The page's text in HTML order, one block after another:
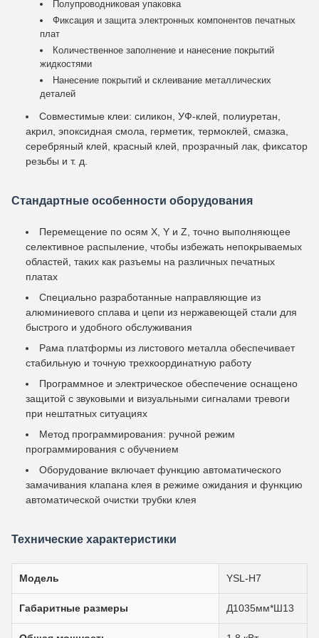
Полупроводниковая упаковка
Фиксация и защита электронных компонентов печатных
плат
Количественное заполнение и нанесение покрытий
жидкостями
Нанесение покрытий и склеивание металлических
деталей
Совместимые клеи: силикон, УФ-клей, полиуретан,
акрил, эпоксидная смола, герметик, термоклей, смазка,
серебряный клей, красный клей, прозрачный лак, фиксатор
резьбы и т. д.
Стандартные особенности оборудования
Перемещение по осям X, Y и Z, точно выполняющее
селективное распыление, чтобы избежать непокрываемых
областей, таких как разъемы на различных печатных
платах
Специально разработанные направляющие из
алюминиевого сплава и цепи из нержавеющей стали для
быстрого и удобного обслуживания
Рама платформы из листового металла обеспечивает
стабильную и точную трехкоординатную работу
Программное и электрическое обеспечение оснащено
защитой с звуковыми и визуальными сигналами тревоги
при нештатных ситуациях
Метод программирования: ручной режим
программирования с обучением
Оборудование включает функцию автоматического
замачивания клапана клея в режиме ожидания и функцию
автоматической очистки трубки клея
Технические характеристики
Модель YSL-H7
Габаритные размеры Д1035мм*Ш13